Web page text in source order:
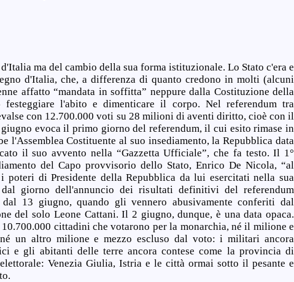
ma del cambio della sua forma istituzionale. Lo Stato c'era e
d'Italia, che, a differenza di quanto credono in molti (alcuni
affatto “mandata in soffitta” neppure dalla Costituzione della
l'abito e dimenticare il corpo. Nel referendum tra
con 12.700.000 voti su 28 milioni di aventi diritto, cioè con il
evoca il primo giorno del referendum, il cui esito rimase in
l'Assemblea Costituente al suo insediamento, la Repubblica data
il suo avvento nella “Gazzetta Ufficiale”, che fa testo. Il 1°
del Capo provvisorio dello Stato, Enrico De Nicola, “al
poteri di Presidente della Repubblica da lui esercitati nella sua
giorno dell'annuncio dei risultati definitivi del referendum
13 giugno, quando gli vennero abusivamente conferiti dal
del solo Leone Cattani. Il 2 giugno, dunque, è una data opaca.
cittadini che votarono per la monarchia, né il milione e
né un altro milione e mezzo escluso dal voto: i militari ancora
e gli abitanti delle terre ancora contese come la provincia di
Venezia Giulia, Istria e le città ormai sotto il pesante e